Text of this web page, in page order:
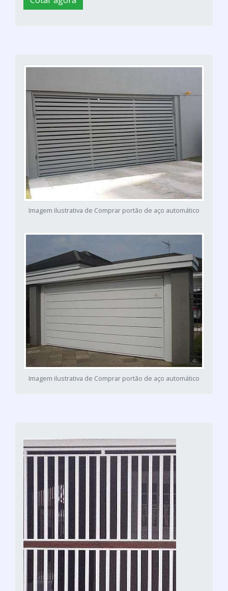
Imagem ilustrativa de Comprar portão de aço automático
Imagem ilustrativa de Comprar portão de aço automático